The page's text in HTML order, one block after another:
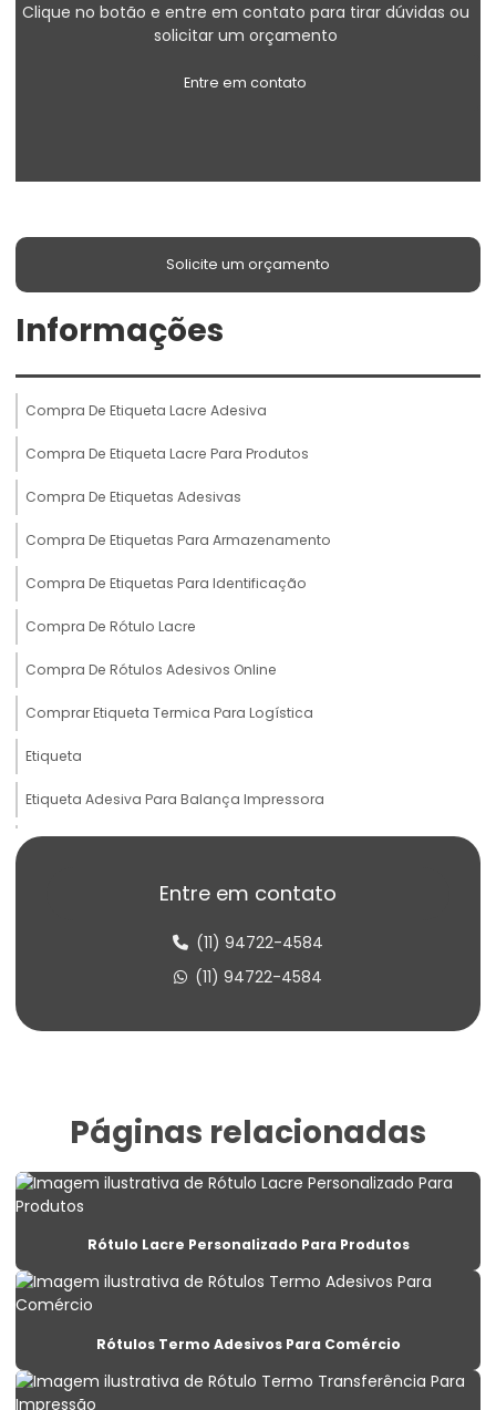
Clique no botão e entre em contato para tirar dúvidas ou
solicitar um orçamento
Entre em contato
Solicite um orçamento
Informações
Compra De Etiqueta Lacre Adesiva
Compra De Etiqueta Lacre Para Produtos
Compra De Etiquetas Adesivas
Compra De Etiquetas Para Armazenamento
Compra De Etiquetas Para Identificação
Compra De Rótulo Lacre
Compra De Rótulos Adesivos Online
Comprar Etiqueta Termica Para Logística
Etiqueta
Etiqueta Adesiva Para Balança Impressora
Etiqueta Adesiva Para Produtos Congelados
Etiqueta Adesiva Termo Sensível
Etiqueta Congelado Para Alimentos
Etiqueta De Lacre Para Produtos
Etiqueta De Lacre Personalizada Para Embalagens
Etiqueta Lacre Para Produtos
Etiqueta Para Balança Com Peso E Preço
Entre em contato
(11) 94722-4584
(11) 94722-4584
Páginas relacionadas
Rótulo Lacre Personalizado Para Produtos
Rótulos Termo Adesivos Para Comércio